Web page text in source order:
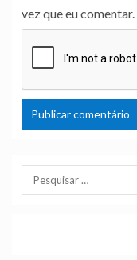
vez que eu comentar.